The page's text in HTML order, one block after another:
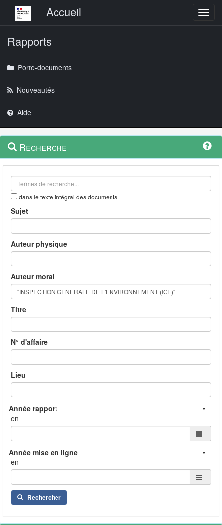
Menu principalAccueil
Rapports
Porte-documents
Nouveautés
Aide
Navigation
outils
Menu
contextuel
Recherche
dans le texte intégral des documents
Sujet
Auteur physique
Auteur moral
Titre
N° d'affaire
Lieu
en
en
Rechercher